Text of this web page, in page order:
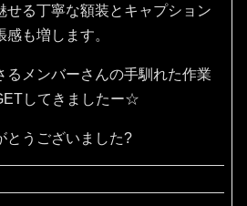
せる丁寧な額装とキャプション
も増します。
るメンバーさんの手馴れた作業
してきましたー☆
とうございました?